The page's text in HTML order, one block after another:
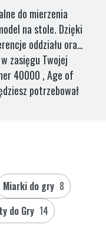
do mierzenia
na stole. Dzięki
oddziału oraz
zasięgu Twojej
40000 , Age of
potrzebował
Miarki do gry 8
do Gry 14